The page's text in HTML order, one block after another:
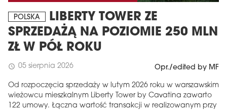
POLSKA
LIBERTY TOWER ZE
SPRZEDAŻĄ NA POZIOMIE 250 MLN
ZŁ W PÓŁ ROKU
schedule 05 sierpnia 2026 Opr./edited by MF
Od rozpoczęcia sprzedaży w lutym 2026 roku w warszawskim
wieżowcu mieszkalnym Liberty Tower by Cavatina zawarto
122 umowy. Łączna wartość transakcji w realizowanym przy